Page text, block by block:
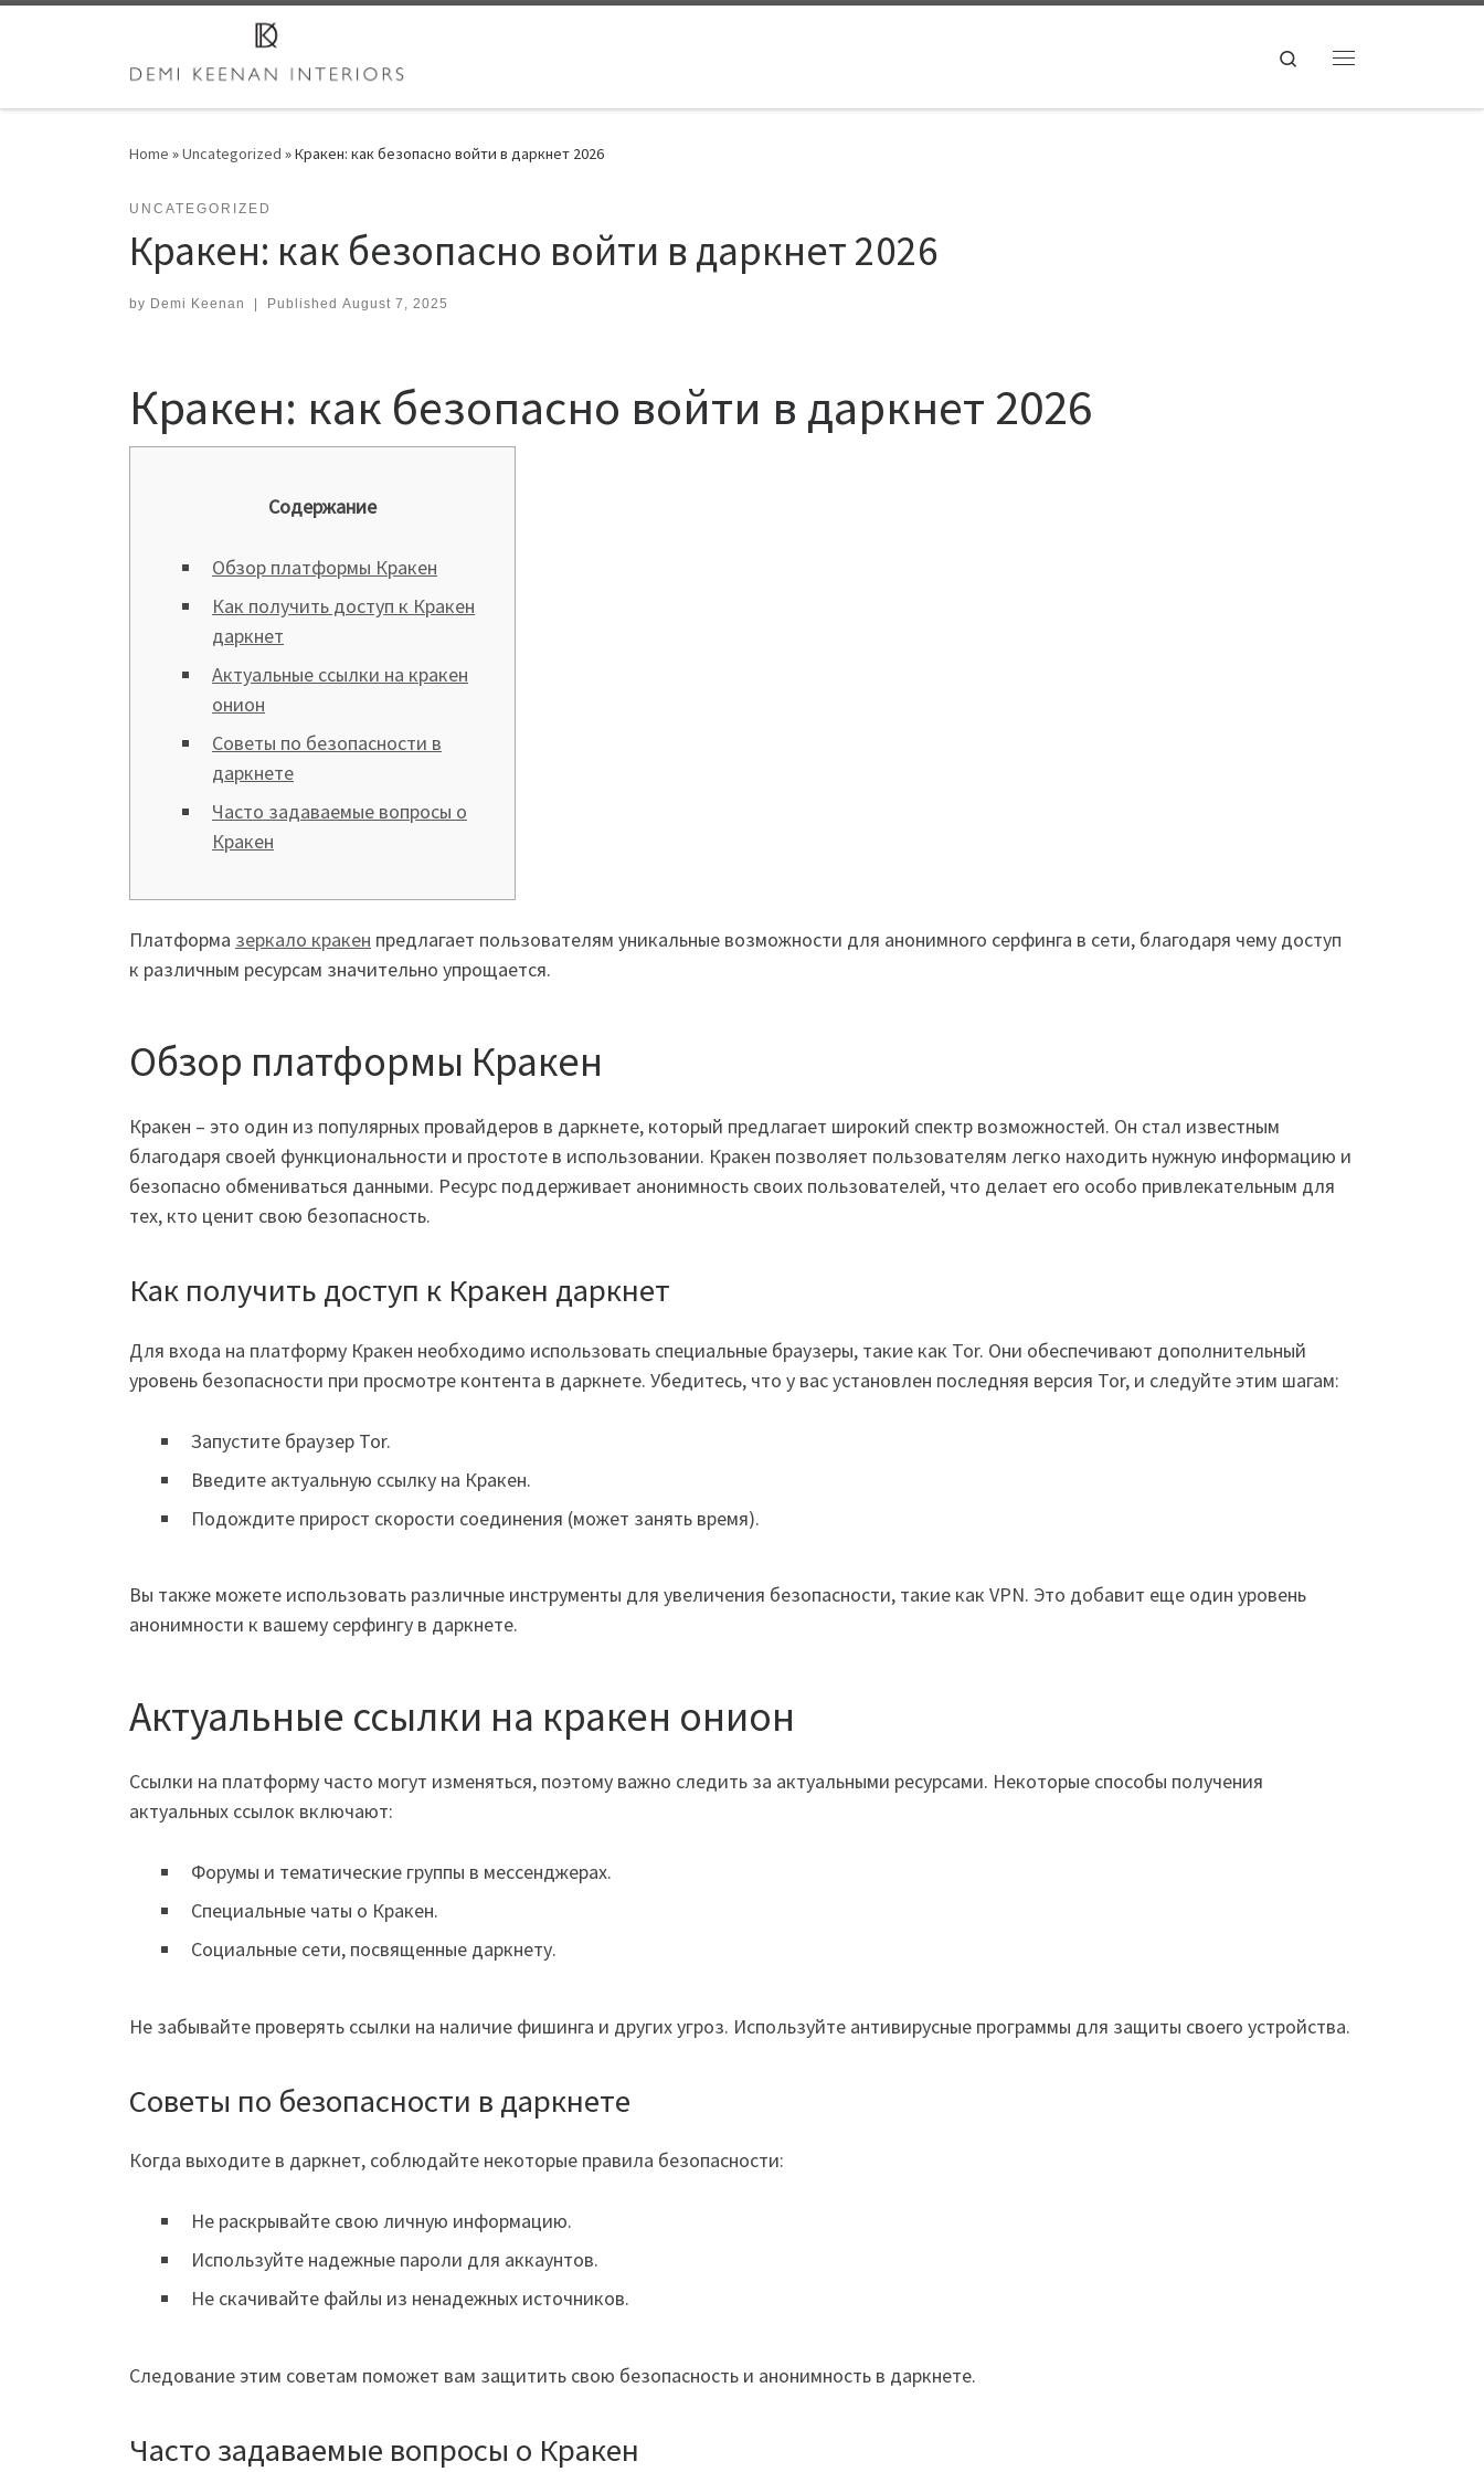
Search
Home »Uncategorized »Кракен: как безопасно войти в даркнет 2026
UNCATEGORIZED
Кракен: как безопасно войти в даркнет 2026
by Demi Keenan | Published August 7, 2025
Кракен: как безопасно войти в даркнет 2026
Содержание
Обзор платформы Кракен
Как получить доступ к Кракен
даркнет
Актуальные ссылки на кракен
онион
Советы по безопасности в
даркнете
Часто задаваемые вопросы о
Кракен
Платформа зеркало кракен предлагает пользователям уникальные возможности для анонимного серфинга в сети, благодаря чему доступ
к различным ресурсам значительно упрощается.
Обзор платформы Кракен
Кракен – это один из популярных провайдеров в даркнете, который предлагает широкий спектр возможностей. Он стал известным
благодаря своей функциональности и простоте в использовании. Кракен позволяет пользователям легко находить нужную информацию и
безопасно обмениваться данными. Ресурс поддерживает анонимность своих пользователей, что делает его особо привлекательным для
тех, кто ценит свою безопасность.
Как получить доступ к Кракен даркнет
Для входа на платформу Кракен необходимо использовать специальные браузеры, такие как Tor. Они обеспечивают дополнительный
уровень безопасности при просмотре контента в даркнете. Убедитесь, что у вас установлен последняя версия Tor, и следуйте этим шагам:
Запустите браузер Tor.
Введите актуальную ссылку на Кракен.
Подождите прирост скорости соединения (может занять время).
Вы также можете использовать различные инструменты для увеличения безопасности, такие как VPN. Это добавит еще один уровень
анонимности к вашему серфингу в даркнете.
Актуальные ссылки на кракен онион
Ссылки на платформу часто могут изменяться, поэтому важно следить за актуальными ресурсами. Некоторые способы получения
актуальных ссылок включают:
Форумы и тематические группы в мессенджерах.
Специальные чаты о Кракен.
Социальные сети, посвященные даркнету.
Не забывайте проверять ссылки на наличие фишинга и других угроз. Используйте антивирусные программы для защиты своего устройства.
Советы по безопасности в даркнете
Когда выходите в даркнет, соблюдайте некоторые правила безопасности:
Не раскрывайте свою личную информацию.
Используйте надежные пароли для аккаунтов.
Не скачивайте файлы из ненадежных источников.
Следование этим советам поможет вам защитить свою безопасность и анонимность в даркнете.
Часто задаваемые вопросы о Кракен